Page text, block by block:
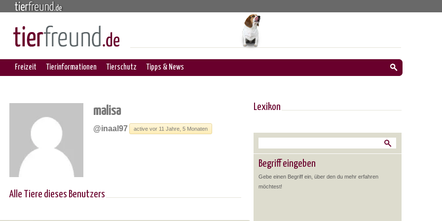
Freizeit Tierinformationen Tierschutz Tipps & News
malisa
@inaal97 active vor 11 Jahre, 5 Monaten
Alle Tiere dieses Benutzers
Lexikon
Begriff eingeben
Gebe einen Begriff ein, über den du mehr erfahren
möchtest!